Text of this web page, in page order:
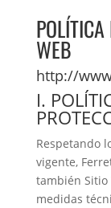
WEB
http://
I.
Respetando
vigente,
también Sitio
medidas